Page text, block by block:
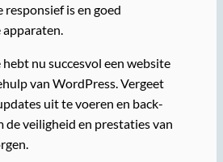
is en goed
nu succesvol een website
van WordPress. Vergeet
uit te voeren en back-
de veiligheid en prestaties van